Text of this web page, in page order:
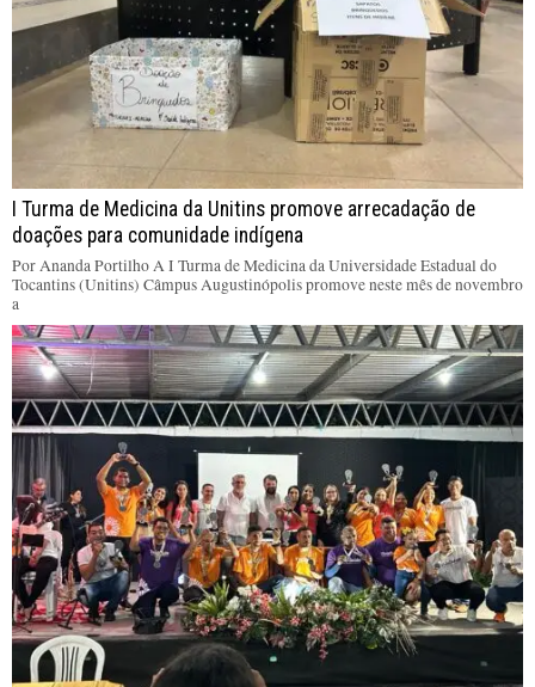
I Turma de Medicina da Unitins promove arrecadação de
doações para comunidade indígena
Por Ananda Portilho A I Turma de Medicina da Universidade Estadual do
Tocantins (Unitins) Câmpus Augustinópolis promove neste mês de novembro
a